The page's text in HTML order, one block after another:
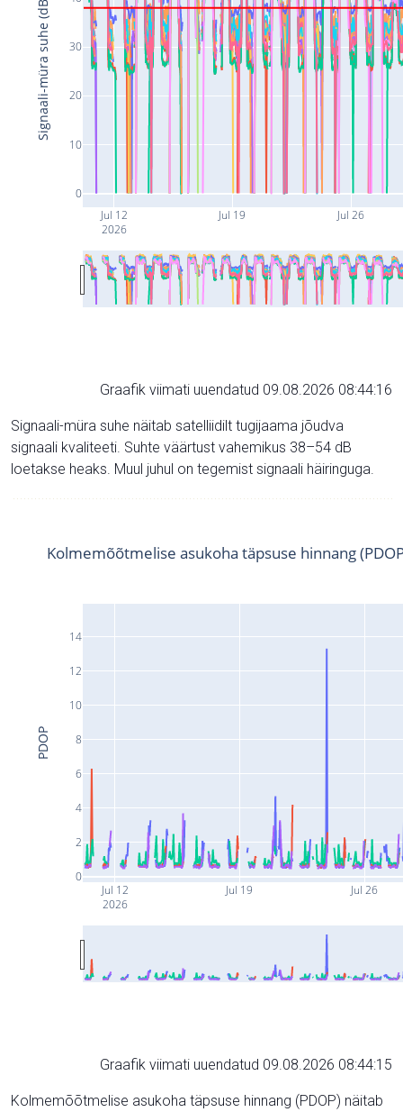
Jul 12
2026
Jul 19 Jul 26
0
10
20
30
Signaali-müra suhe (dB)
Graafik viimati uuendatud 09.08.2026 08:44:16
Signaali-müra suhe näitab satelliidilt tugijaama jõudva
signaali kvaliteeti. Suhte väärtust vahemikus 38–54 dB
loetakse heaks. Muul juhul on tegemist signaali häiringuga.
Jul 12
2026
Jul 19 Jul 26
0
2
4
6
8
10
12
14
Kolmemõõtmelise asukoha täpsuse hinnang
PDOP
Graafik viimati uuendatud 09.08.2026 08:44:15
Kolmemõõtmelise asukoha täpsuse hinnang (PDOP) näitab